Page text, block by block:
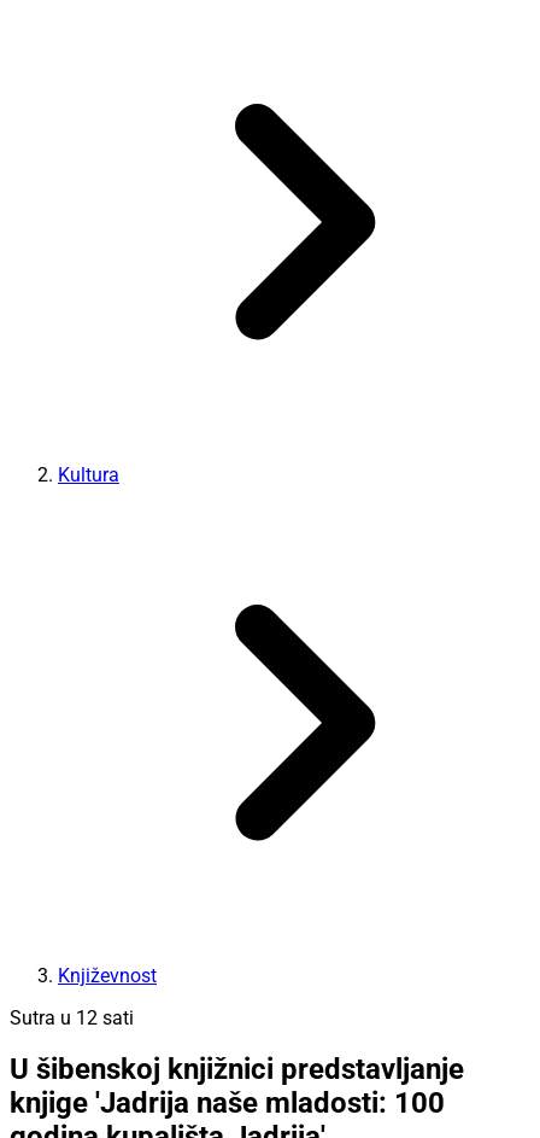
Kultura
Književnost
Sutra u 12 sati
U šibenskoj knjižnici predstavljanje
knjige 'Jadrija naše mladosti: 100